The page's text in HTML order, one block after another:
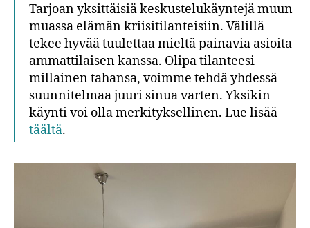
Tarjoan yksittäisiä keskustelukäyntejä muun
muassa elämän kriisitilanteisiin. Välillä
tekee hyvää tuulettaa mieltä painavia asioita
ammattilaisen kanssa. Olipa tilanteesi
millainen tahansa, voimme tehdä yhdessä
suunnitelmaa juuri sinua varten. Yksikin
käynti voi olla merkityksellinen. Lue lisää
täältä.